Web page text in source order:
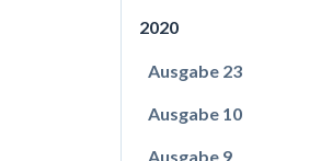
2020
Ausgabe 23
Ausgabe 10
Ausgabe 9